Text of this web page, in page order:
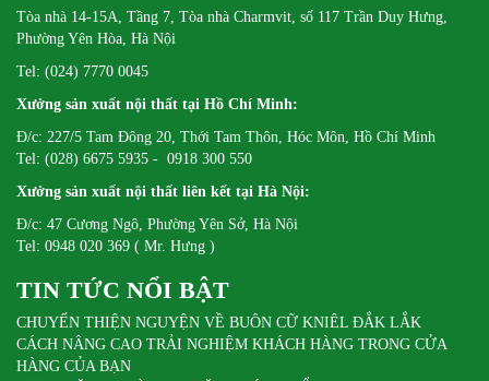
Tòa nhà 14-15A, Tầng 7, Tòa nhà Charmvit, số 117 Trần Duy Hưng,
Phường Yên Hòa, Hà Nội
Tel: (024) 7770 0045
Xưởng sản xuất nội thất tại Hồ Chí Minh:
Đ/c: 227/5 Tam Đông 20, Thới Tam Thôn, Hóc Môn, Hồ Chí Minh
Tel: (028) 6675 5935 - 0918 300 550
Xưởng sản xuất nội thất liên kết tại Hà Nội:
Đ/c: 47 Cương Ngô, Phường Yên Sở, Hà Nội
Tel: 0948 020 369 ( Mr. Hưng )
TIN TỨC NỔI BẬT
CHUYẾN THIỆN NGUYỆN VỀ BUÔN CỮ KNIÊL ĐẮK LẮK
CÁCH NÂNG CAO TRẢI NGHIỆM KHÁCH HÀNG TRONG CỬA
HÀNG CỦA BẠN